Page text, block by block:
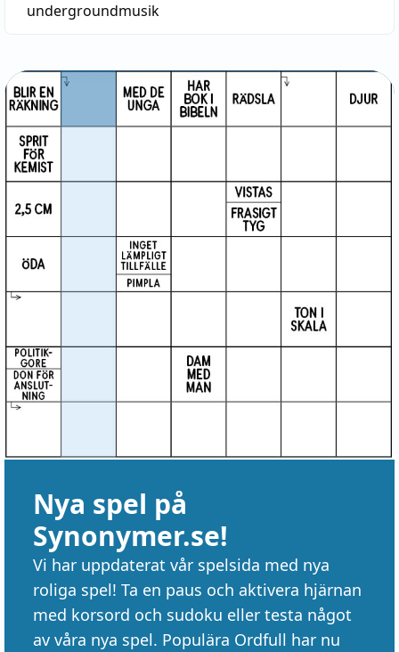
undergroundmusik
Nya spel på
Synonymer.se!
Vi har uppdaterat vår spelsida med nya
roliga spel! Ta en paus och aktivera hjärnan
med korsord och sudoku eller testa något
av våra nya spel. Populära Ordfull har nu